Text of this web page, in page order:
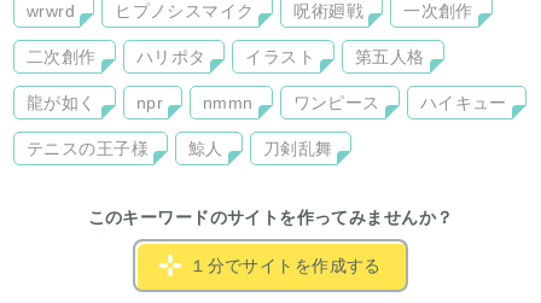
wrwrd ヒプノシスマイク 呪術廻戦 一次創作
二次創作 ハリポタ イラスト 第五人格
龍が如く npr nmmn ワンピース ハイキュー
テニスの王子様 鯨人 刀剣乱舞
このキーワードのサイトを作ってみませんか？
１分でサイトを作成する